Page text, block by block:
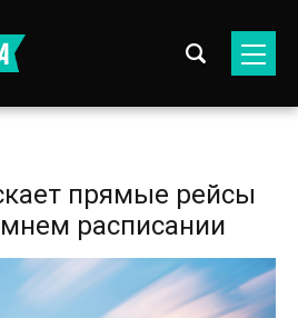
прямые рейсы
расписании